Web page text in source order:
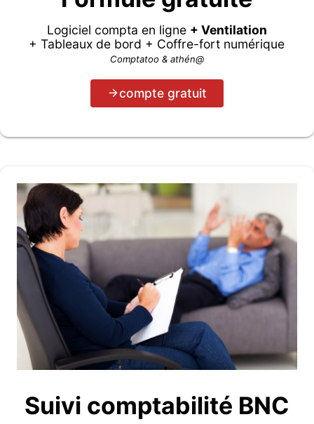
Logiciel compta en ligne + Ventilation
+ Tableaux de bord + Coffre-fort numérique
Comptatoo & athén@
compte gratuit
Suivi comptabilité BNC